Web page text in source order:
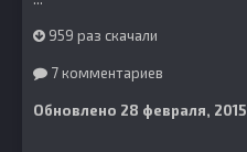
959 раз скачали
7 комментариев
Обновлено 28 февраля, 2015